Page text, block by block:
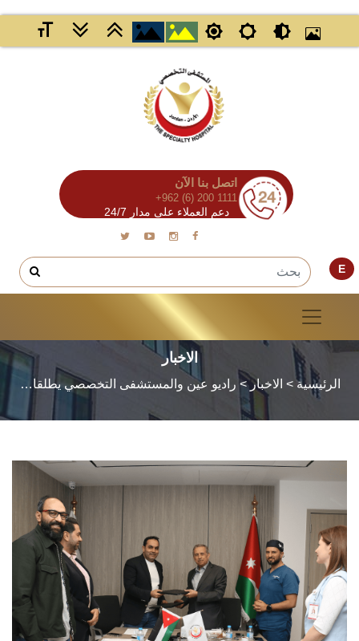
اتصل بنا الآن
+962 (6) 200 1111
دعم العملاء على مدار 24/7
E
الاخبار
الرئيسية > الاخبار> راديو عين والمستشفى التخصصي يطلقان برنامج "مرهم" لتعزيز التوعية الطبية